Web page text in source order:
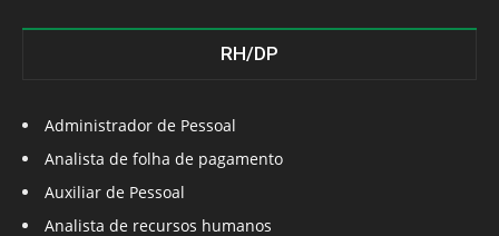
RH/DP
Administrador de Pessoal
Analista de folha de pagamento
Auxiliar de Pessoal
Analista de recursos humanos